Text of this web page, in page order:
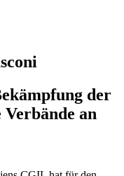
der
an